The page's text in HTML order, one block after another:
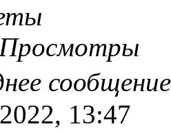
13:47